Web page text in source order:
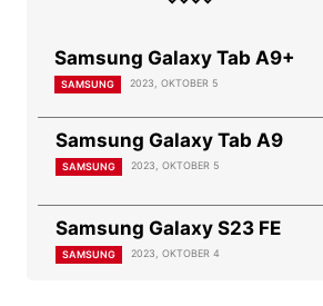
Samsung Galaxy Tab A9+
SAMSUNG 2023, OKTOBER 5
Samsung Galaxy Tab A9
SAMSUNG 2023, OKTOBER 5
Samsung Galaxy S23 FE
SAMSUNG 2023, OKTOBER 4